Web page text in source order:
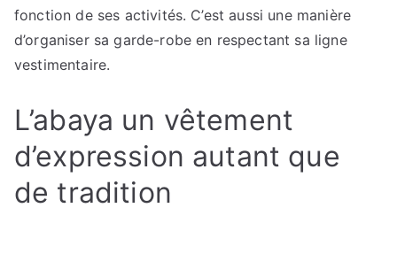
fonction de ses activités. C’est aussi une manière
d’organiser sa garde-robe en respectant sa ligne
vestimentaire.
L’abaya un vêtement
d’expression autant que
de tradition